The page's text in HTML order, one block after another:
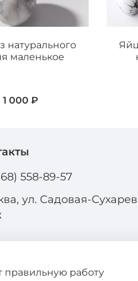
натурального
маленькое
1 000 ₽
558-89-57
ул. Садовая-
правильную работу